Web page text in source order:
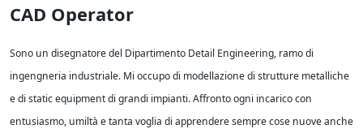
CAD Operator
Sono un disegnatore del Dipartimento Detail Engineering, ramo di
ingengneria industriale. Mi occupo di modellazione di strutture metalliche
e di static equipment di grandi impianti. Affronto ogni incarico con
entusiasmo, umiltà e tanta voglia di apprendere sempre cose nuove anche